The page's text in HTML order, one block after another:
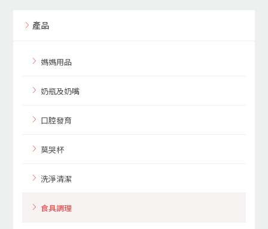
產品
媽媽用品
奶瓶及奶嘴
口腔發育
莫哭杯
洗淨清潔
食具調理